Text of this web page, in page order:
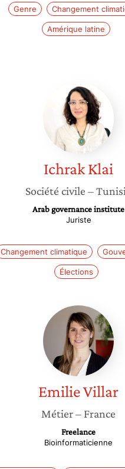
Genre Changement
Amérique latine
Ichrak
Klai
IchrakKlai
Société civile –
Arab governance institute
Juriste
Changement climatique
Élections
Emilie
Villar
EmilieVillar
Métier– France
Freelance
Bioinformaticienne